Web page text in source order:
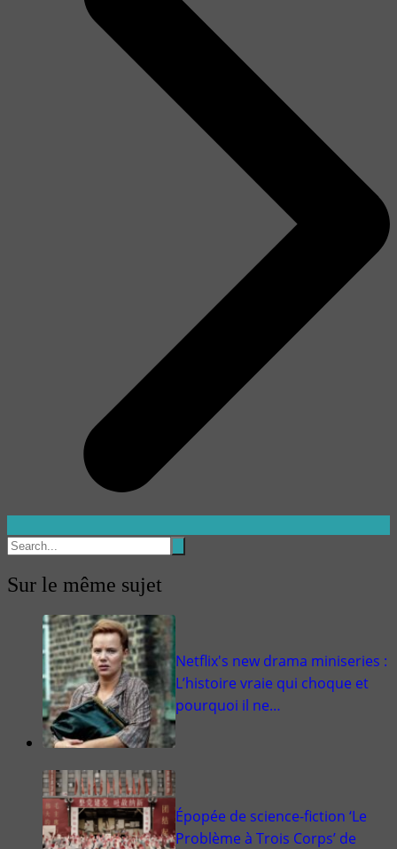
Sur le même sujet
Netflix's new drama miniseries :
L’histoire vraie qui choque et
pourquoi il ne…
Épopée de science-fiction ‘Le
Problème à Trois Corps’ de